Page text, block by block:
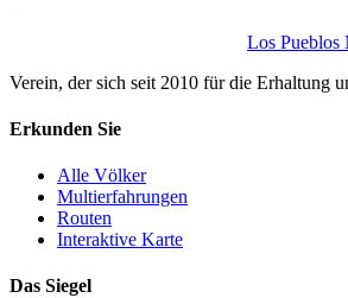
Los Pueblos
Verein, der sich seit 2010 für die Erhaltung
Erkunden Sie
Alle Völker
Multierfahrungen
Routen
Interaktive Karte
Das Siegel